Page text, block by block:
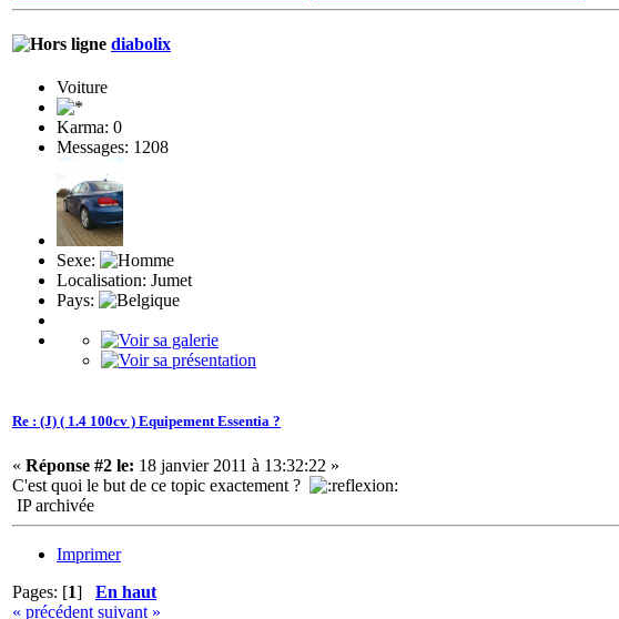
diabolix
Voiture
Karma: 0
Messages: 1208
Sexe:
Localisation: Jumet
Pays:
Re : (J) ( 1.4 100cv ) Equipement Essentia ?
« Réponse #2 le: 18 janvier 2011 à 13:32:22 »
C'est quoi le but de ce topic exactement ?
IP archivée
Imprimer
Pages: [1] En haut
« précédent suivant »